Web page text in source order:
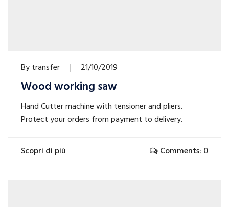
Bytransfer 21/10/2019
Wood working saw
Hand Cutter machine with tensioner and pliers.
Protect your orders from payment to delivery.
Scopri di più Comments: 0